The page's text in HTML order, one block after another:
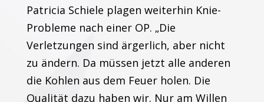
Patricia Schiele plagen weiterhin Knie-
Probleme nach einer OP. „Die
Verletzungen sind ärgerlich, aber nicht
zu ändern. Da müssen jetzt alle anderen
die Kohlen aus dem Feuer holen. Die
Qualität dazu haben wir. Nur am Willen